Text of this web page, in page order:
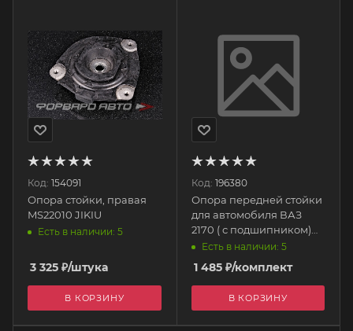
Код: 154091
Опора стойки, правая
MS22010 JIKIU
Есть в наличии: 5
3 325 ₽/штука
В КОРЗИНУ
Код: 196380
Опора передней стойки
для автомобиля ВАЗ
2170 ( с подшипником)
цена за 1шт. 2170-2902821
Есть в наличии: 5
1 485₽/комплект
В КОРЗИНУ